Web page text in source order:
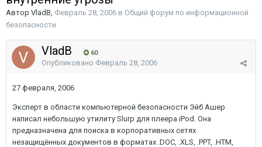
Автор VladB, Февраль 28, 2006 в Общий форум по информационной
безопасности
VladB 60
Опубликовано Февраль 28, 2006
27 февраля, 2006
Эксперт в области компьютерной безопасности Эйб Ашер
написал небольшую утилиту Slurp для плеера iPod. Она
предназначена для поиска в корпоративных сетях
незащищённых документов в форматах .DOC, .XLS, .PPT, .HTM,